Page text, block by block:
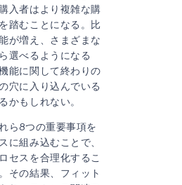
入者はより複雑な購
踏むことになる。比
が増え、さまざまな
選べるようになる
能に関して終わりの
穴に入り込んでいる
かもしれない。
ら8つの重要事項を
に組み込むことで、
セスを合理化するこ
その結果、フィット